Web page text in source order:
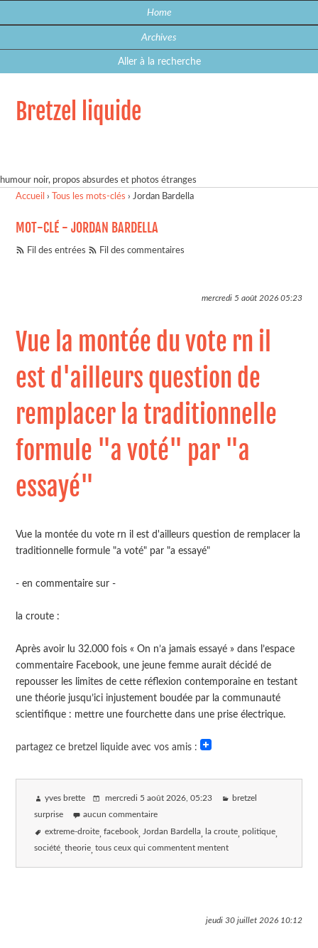
Home
Archives
Aller à la recherche
Bretzel liquide
humour noir, propos absurdes et photos étranges
Accueil › Tous les mots-clés ›Jordan Bardella
MOT-CLÉ - JORDAN BARDELLA
Fil des entrées Fil des commentaires
mercredi 5 août 202605:23
Vue la montée du vote rn il
est d'ailleurs question de
remplacer la traditionnelle
formule "a voté" par "a
essayé"
Vue la montée du vote rn il est d'ailleurs question de remplacer la
traditionnelle formule "a voté" par "a essayé"
- en commentaire sur -
la croute :
Après avoir lu 32.000 fois « On n’a jamais essayé » dans l’espace
commentaire Facebook, une jeune femme aurait décidé de
repousser les limites de cette réflexion contemporaine en testant
une théorie jusqu’ici injustement boudée par la communauté
scientifique : mettre une fourchette dans une prise électrique.
partagez ce bretzel liquide avec vos amis :
yves brette mercredi 5 août 2026 , 05:23 bretzel
surprise aucun commentaire
extreme-droite facebook Jordan Bardella la croute politique
société theorie tous ceux qui commentent mentent
jeudi 30 juillet 202610:12